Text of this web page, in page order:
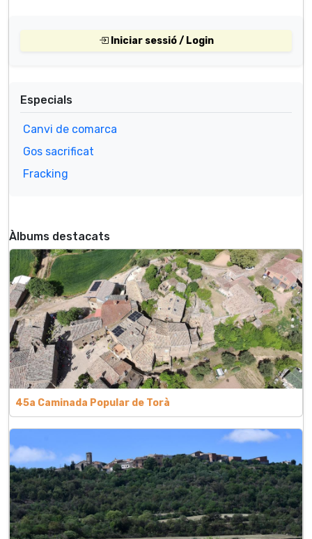
Iniciar sessió / Login
Especials
Canvi de comarca
Gos sacrificat
Fracking
Àlbums destacats
45a Caminada Popular de Torà